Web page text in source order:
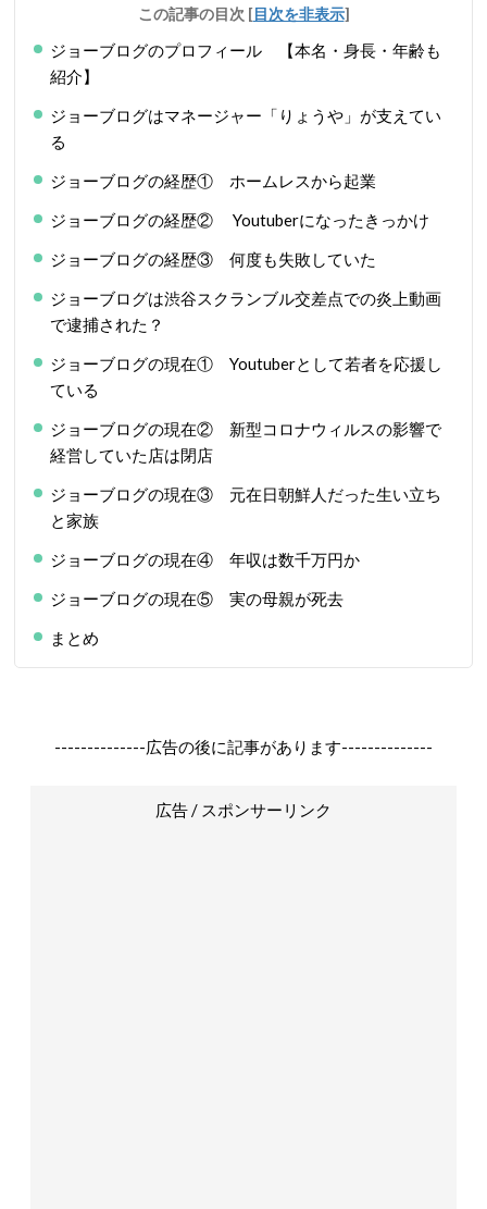
この記事の目次 [目次を非表示]
ジョーブログのプロフィール 【本名・身長・年齢も
紹介】
ジョーブログはマネージャー「りょうや」が支えてい
る
ジョーブログの経歴① ホームレスから起業
ジョーブログの経歴② Youtuberになったきっかけ
ジョーブログの経歴③ 何度も失敗していた
ジョーブログは渋谷スクランブル交差点での炎上動画
で逮捕された？
ジョーブログの現在① Youtuberとして若者を応援し
ている
ジョーブログの現在② 新型コロナウィルスの影響で
経営していた店は閉店
ジョーブログの現在③ 元在日朝鮮人だった生い立ち
と家族
ジョーブログの現在④ 年収は数千万円か
ジョーブログの現在⑤ 実の母親が死去
まとめ
--------------広告の後に記事があります--------------
広告 / スポンサーリンク